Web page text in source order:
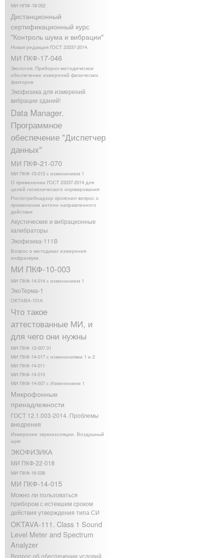
МИ НПФ-18-052
Дистанционный
сертификационный курс
"Контроль шума и вибрации"
Новая редакция ГОСТ 23337-2014.
МИ ПКФ-17-046
Экология. Приборно-методическое
обеспечение измерений физических
факторов
Экофизика для измерений
вибрации зданий!
Data Manager.
Программное
обеспечение "Диспетчер
данных"
МИ ПКФ-21-070
МИ ПКФ-15-013 с изменением 1
О применении ГОСТ 23337-2014 для
целей гигиенического нормирования
Роспотребнадзор прояснил вопрос о
применении антенн направленного
действия
Акустические и вибрационные
калибраторы
Экофизика-111В
Вопрос о методиках измерения
инфразвука
МИ ПКФ-10-003
МИ ПКФ-14-014 с изменением 1
ЭкоТерма-1
ОКТАВА-101А
Что такое
аттестованные МИ, и
для чего они нужны
МИ ПКФ 12-007.01
МИ ПКФ-14-017 с изменениями 1 и 2
МИ ПКФ-14-011
МИ ПКФ-14-010
МИ ПКФ-14-007 с Изменением 1
Микрофонные
принадлежности
ГОСТ 12.1.003-2014. Проблемы
внедрения
Измерение звукоизоляции. Воздушный
шум
ЭКОФИЗИКА
МИ ПКФ-22-018
МИ ПКФ-16-038
МИ ПКФ-14-015
Можно ли пользоваться
прибором с истекшим сроком
действия утверждения типа СИ
OKTAVA-111. Class 1 Sound
Level Meter and Spectrum
Analyzer
Вопрос об обеспечении условий